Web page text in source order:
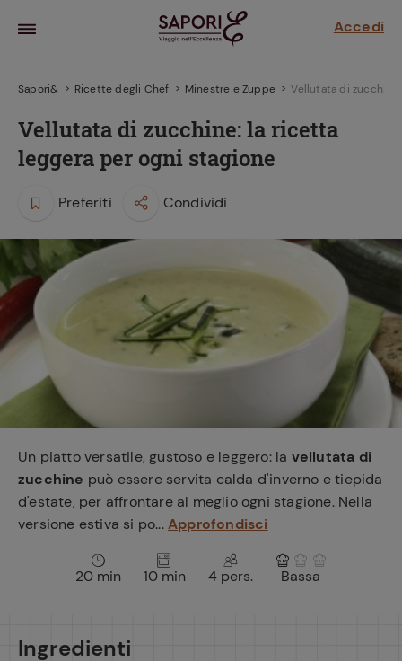
Accedi
ricetta
il
frutta
sensi di
Sapori& Ricette degli Chef Minestre e Zuppe Vellutata di
Vellutata di zucchine: la ricetta
leggera per ogni stagione
Preferiti Condividi
Un piatto versatile, gustoso e leggero: la vellutata di
zucchine può essere servita calda d'inverno e tiepida
d'estate, per affrontare al meglio ogni stagione. Nella
versione estiva si po...Approfondisci
20 min 10 min 4 pers. Bassa
Ingredienti